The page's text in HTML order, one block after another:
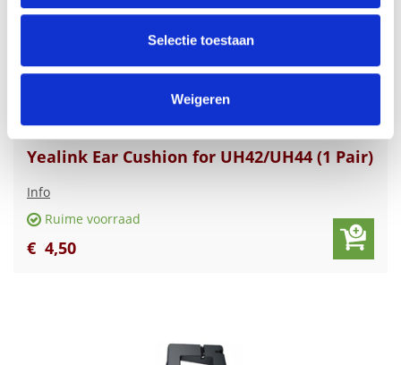
partners voor social media, adverteren en analyse. Deze
partners kunnen deze gegevens combineren met andere
informatie die u aan ze heeft verstrekt of die ze hebben
Selectie toestaan
Weigeren
Yealink Ear Cushion for UH42/UH44 (1 Pair)
Info
Ruime voorraad
€ 4,50